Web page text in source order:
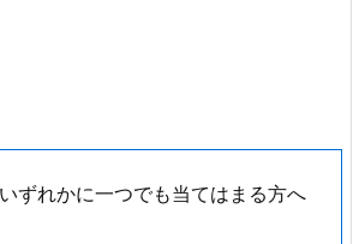
ずれかに一つでも当てはまる方へ